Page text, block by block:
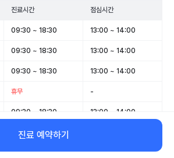
진료시간 점심시간
09:30 ~ 18:30 13:00 ~ 14:00
09:30 ~ 18:30 13:00 ~ 14:00
09:30 ~ 18:30 13:00 ~ 14:00
휴무 -
09:30 ~ 18:30 13:00 ~ 14:00
09:30 ~ 15:00
휴무 -
진료 예약하기